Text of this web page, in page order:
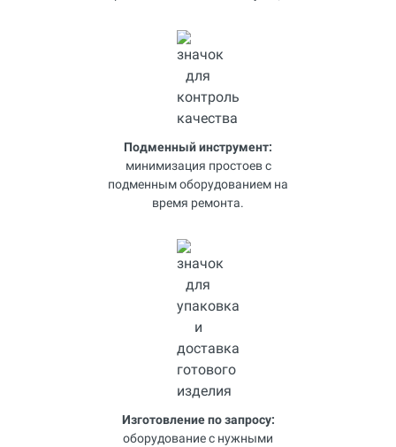
Подменный инструмент:
минимизация простоев с
подменным оборудованием на
время ремонта.
Изготовление по запросу:
оборудование с нужными